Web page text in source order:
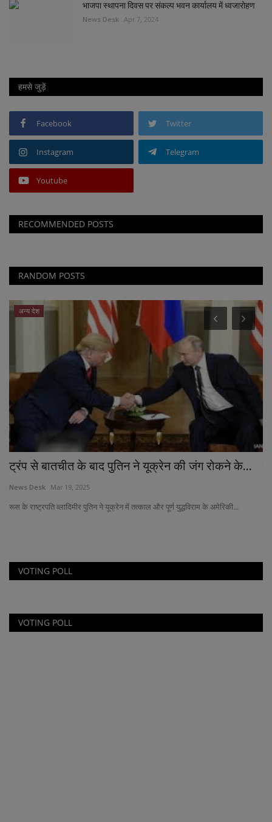
भाजपा स्थापना दिवस पर संकल्प भवन कार्यालय में ध्वजारोहण
News Desk Apr 7, 2024
हमसे जुड़ें
Facebook Twitter
Instagram Telegram
Youtube
RECOMMENDED POSTS
RANDOM POSTS
अन्य देश
ट्रंप से बातचीत के बाद पुतिन ने यूक्रेन की जंग रोकने के...
News Desk Mar 19, 2025
रूस के राष्ट्रपति व्लादिमीर पुतिन ने यूक्रेन में तत्काल और पूर्ण युद्धविराम के अमेरिकी...
VOTING POLL
VOTING POLL